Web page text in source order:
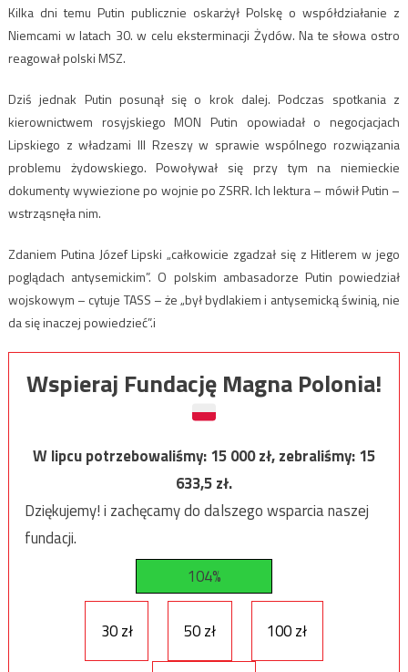
Kilka dni temu Putin publicznie oskarżył Polskę o współdziałanie z
Niemcami w latach 30. w celu eksterminacji Żydów. Na te słowa ostro
reagował polski MSZ.
Dziś jednak Putin posunął się o krok dalej. Podczas spotkania z
kierownictwem rosyjskiego MON Putin opowiadał o negocjacjach
Lipskiego z władzami III Rzeszy w sprawie wspólnego rozwiązania
problemu żydowskiego. Powoływał się przy tym na niemieckie
dokumenty wywiezione po wojnie po ZSRR. Ich lektura – mówił Putin –
wstrząsnęła nim.
Zdaniem Putina Józef Lipski „całkowicie zgadzał się z Hitlerem w jego
poglądach antysemickim”. O polskim ambasadorze Putin powiedział
wojskowym – cytuje TASS – że „był bydlakiem i antysemicką świnią, nie
da się inaczej powiedzieć”.i
Wspieraj Fundację Magna Polonia!
W lipcu potrzebowaliśmy:15 000zł, zebraliśmy:15
633,5zł.
Dziękujemy! i zachęcamy do dalszego wsparcia naszej
fundacji.
104%
30 zł 50 zł 100 zł